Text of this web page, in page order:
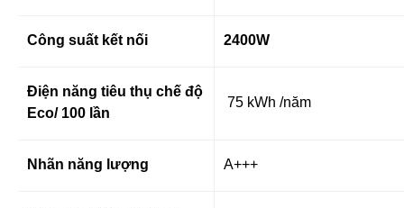
Công suất kết nối 2400W
Điện năng tiêu thụ chế độ
Eco/ 100 lần
75 kWh /năm
Nhãn năng lượng A+++